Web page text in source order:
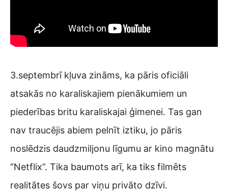
3.septembrī kļuva zināms, ka pāris oficiāli
atsakās no karaliskajiem pienākumiem un
piederības britu karaliskajai ģimenei. Tas gan
nav traucējis abiem pelnīt iztiku, jo pāris
noslēdzis daudzmiljonu līgumu ar kino magnātu
“Netflix”. Tika baumots arī, ka tiks filmēts
realitātes šovs par viņu privāto dzīvi.